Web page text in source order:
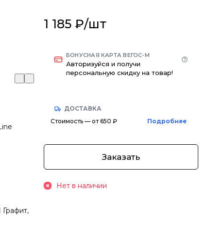
1 185 ₽/шт
БОНУСНАЯ КАРТА ВЕГОС-М
Авторизуйся и получи
персональную скидку на товар!
ДОСТАВКА
Стоимость — от 650 ₽
Подробнее
Заказать
Нет в наличии